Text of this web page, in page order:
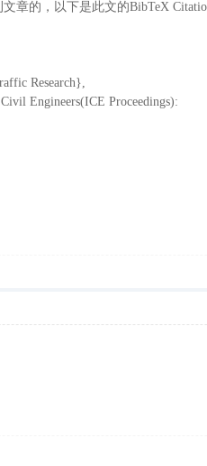
章的，以下是此文的BibTeX
Research},
Engineers(ICE Proceedings):